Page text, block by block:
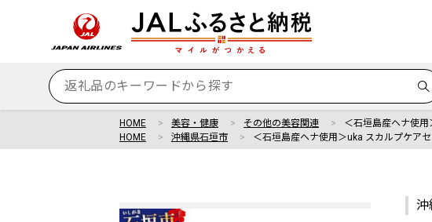
HOME 美容・健康 その他の美容関連 ＜石垣島産ヘナ使
HOME
沖縄県石垣市 ＜石垣島産ヘナ使用＞uka スカルプケア
沖